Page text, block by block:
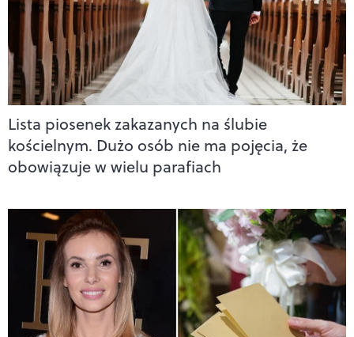
Lista piosenek zakazanych na ślubie
kościelnym. Dużo osób nie ma pojęcia, że
obowiązuje w wielu parafiach